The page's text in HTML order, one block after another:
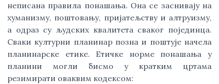
неписана правила понашања. Она се заснивају на
хуманизму, поштовању, пријатељству и алтруизму,
а одраз су људских квалитета сваког појединца.
Сваки културни планинар позна и поштује начела
планинарске етике. Етичке норме понашања у
планини могли бисмо у кратким цртама
резимирати оваквим кодексом: